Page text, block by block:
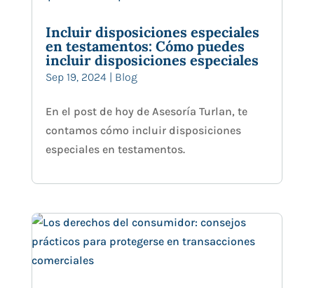
Incluir disposiciones especiales
en testamentos: Cómo puedes
incluir disposiciones especiales
Sep 19, 2024| Blog
En el post de hoy de Asesoría Turlan, te
contamos cómo incluir disposiciones
especiales en testamentos.